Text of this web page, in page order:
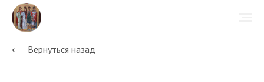
⟵ Вернуться назад